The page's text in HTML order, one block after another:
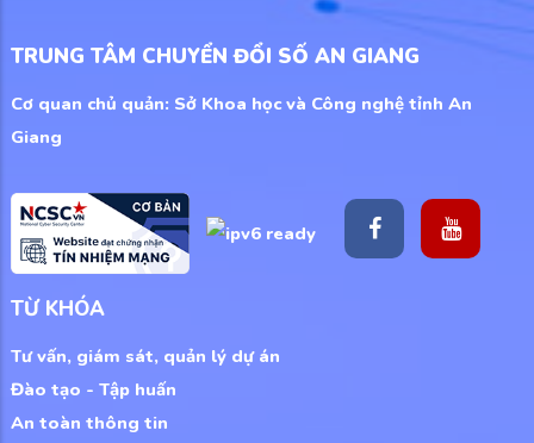
TRUNG TÂM CHUYỂN ĐỔI SỐ AN GIANG
Cơ quan chủ quản: Sở Khoa học và Công nghệ tỉnh An
Giang
TỪ KHÓA
Tư vấn, giám sát, quản lý dự án
Đào tạo - Tập huấn
An toàn thông tin